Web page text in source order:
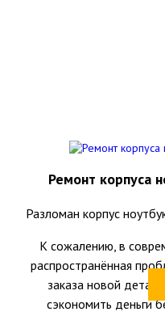
Ремонт корпуса
Разломан корпус
К сожалению, в
распространённая
заказа новой
сэкономить деньги